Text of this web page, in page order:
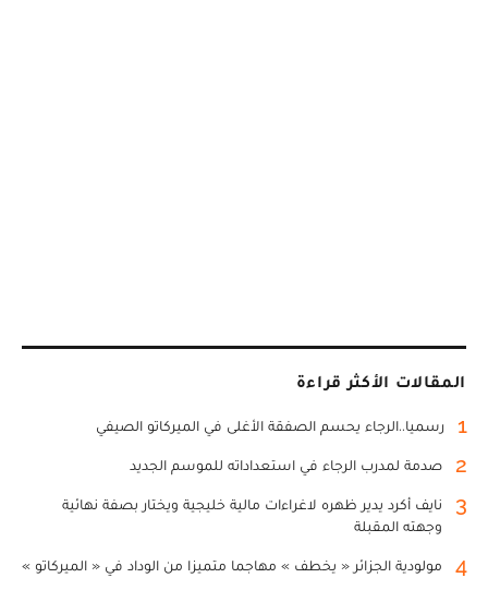
المقالات الأكثر قراءة
1 رسميا..الرجاء يحسم الصفقة الأغلى في الميركاتو الصيفي
2 صدمة لمدرب الرجاء في استعداداته للموسم الجديد
3
نايف أكرد يدير ظهره لاغراءات مالية خليجية ويختار بصفة نهائية
وجهته المقبلة
4 مولودية الجزائر « يخطف » مهاجما متميزا من الوداد في « الميركاتو »